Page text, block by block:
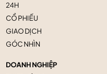
24H
CỔ PHIẾU
GIAO DỊCH
GÓC NHÌN
DOANH NGHIỆP